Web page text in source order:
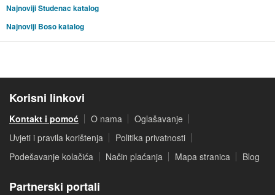
Najnoviji Studenac katalog
Najnoviji Boso katalog
Korisni linkovi
Kontakt i pomoć O nama
Oglašavanje
Uvjeti i pravila korištenja
Politika privatnosti
Podešavanje kolačića
Način plaćanja Mapa stranica Blog
Partnerski portali